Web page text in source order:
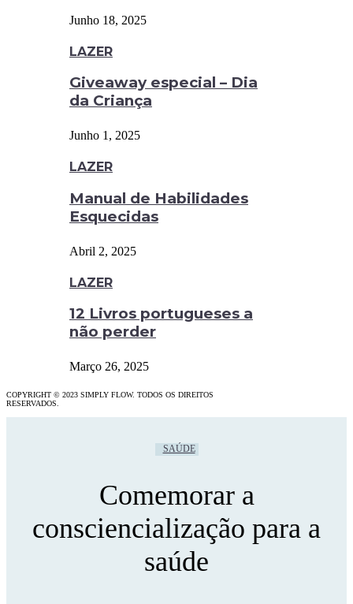
Junho 18, 2025
LAZER
Giveaway especial – Dia
da Criança
Junho 1, 2025
LAZER
Manual de Habilidades
Esquecidas
Abril 2, 2025
LAZER
12 Livros portugueses a
não perder
Março 26, 2025
COPYRIGHT © 2023 SIMPLY FLOW. TODOS OS DIREITOS
RESERVADOS.
SAÚDE
Comemorar a
consciencialização para a
saúde